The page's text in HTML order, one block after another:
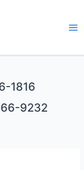
1816
9232